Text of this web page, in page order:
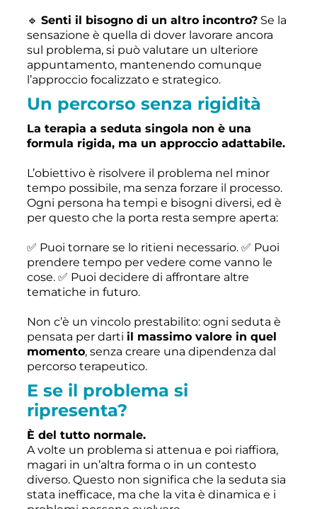
🔹 Senti il bisogno di un altro incontro? Se la
sensazione è quella di dover lavorare ancora
sul problema, si può valutare un ulteriore
appuntamento, mantenendo comunque
l’approccio focalizzato e strategico.
Un percorso senza rigidità
La terapia a seduta singola non è una
formula rigida, ma un approccio adattabile.
L’obiettivo è risolvere il problema nel minor
tempo possibile, ma senza forzare il processo.
Ogni persona ha tempi e bisogni diversi, ed è
per questo che la porta resta sempre aperta:
✅ Puoi tornare se lo ritieni necessario. ✅ Puoi
prendere tempo per vedere come vanno le
cose. ✅ Puoi decidere di affrontare altre
tematiche in futuro.
Non c’è un vincolo prestabilito: ogni seduta è
pensata per darti il massimo valore in quel
momento, senza creare una dipendenza dal
percorso terapeutico.
E se il problema si
ripresenta?
È del tutto normale.
A volte un problema si attenua e poi riaffiora,
magari in un’altra forma o in un contesto
diverso. Questo non significa che la seduta sia
stata inefficace, ma che la vita è dinamica e i